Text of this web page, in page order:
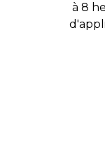
à 8